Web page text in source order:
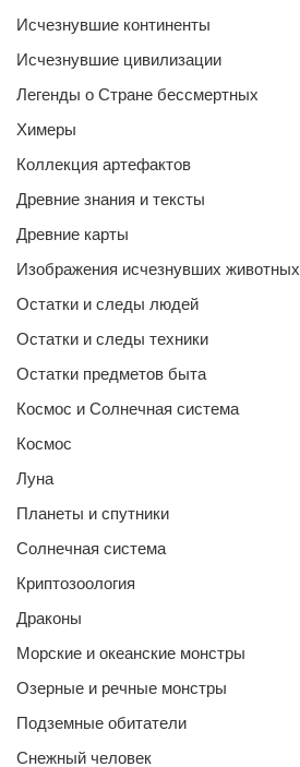
Исчезнувшие континенты
Исчезнувшие цивилизации
Легенды о Стране бессмертных
Химеры
Коллекция артефактов
Древние знания и тексты
Древние карты
Изображения исчезнувших животных
Остатки и следы людей
Остатки и следы техники
Остатки предметов быта
Космос и Солнечная система
Космос
Луна
Планеты и спутники
Солнечная система
Криптозоология
Драконы
Морские и океанские монстры
Озерные и речные монстры
Подземные обитатели
Снежный человек